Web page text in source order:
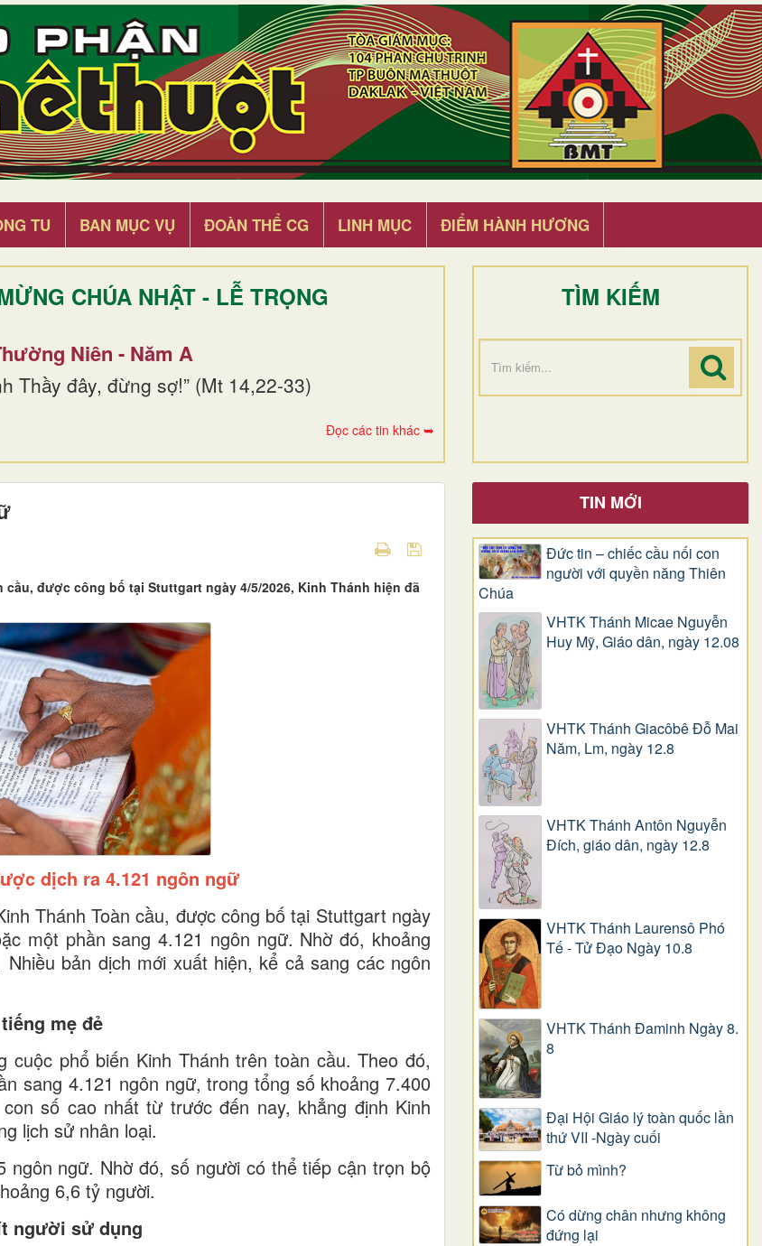
TU BAN MỤC VỤ ĐOÀN THỂ CG LINH MỤC ĐIỂM HÀNH HƯƠNG
CHÚA NHẬT - LỄ TRỌNG
Niên - Năm A
Thầy đây, đừng sợ!” (Mt 14,22-33)
Đọc các tin khác ➥
TÌM KIẾM
được công bố tại Stuttgart ngày 4/5/2026, Kinh Thánh hiện đã
dịch ra 4.121 ngôn ngữ
Thánh Toàn cầu, được công bố tại Stuttgart ngày
một phần sang 4.121 ngôn ngữ. Nhờ đó, khoảng
bản dịch mới xuất hiện, kể cả sang các ngôn
mẹ đẻ
phổ biến Kinh Thánh trên toàn cầu. Theo đó,
sang 4.121 ngôn ngữ, trong tổng số khoảng 7.400
số cao nhất từ trước đến nay, khẳng định Kinh
lịch sử nhân loại.
ngôn ngữ. Nhờ đó, số người có thể tiếp cận trọn bộ
6,6 tỷ người.
người sử dụng
TIN MỚI
Đức tin – chiếc cầu nối con
người với quyền năng Thiên
Chúa
VHTK Thánh Micae Nguyễn
Huy Mỹ, Giáo dân, ngày 12.08
VHTK Thánh Giacôbê Ðỗ Mai
Năm, Lm, ngày 12.8
VHTK Thánh Antôn Nguyễn
Ðích, giáo dân, ngày 12.8
VHTK Thánh Laurensô Phó
Tế - Tử Đạo Ngày 10.8
VHTK Thánh Đaminh Ngày 8.
8
Đại Hội Giáo lý toàn quốc lần
thứ VII -Ngày cuối
Từ bỏ mình?
Có dừng chân nhưng không
đứng lại